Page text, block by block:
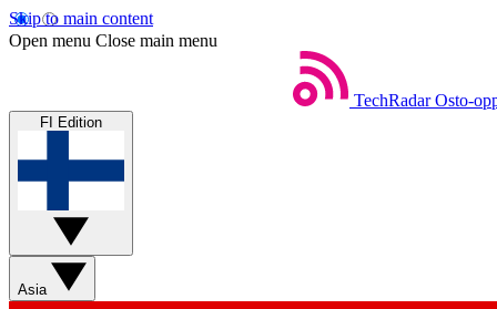
Skip to main content
Open menu Close main menu
TechRadar Osto-
FI Edition
Asia